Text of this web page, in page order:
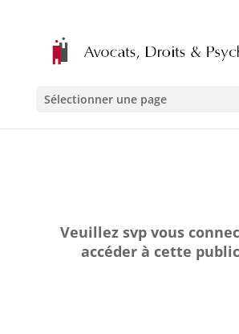
Sélectionner une page
Veuillez svp vous
accéder à cette